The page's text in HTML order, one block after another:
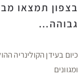
בצפון תמצאו
גבוהה…
כיום בעידן הקולינריה
ומגוונים